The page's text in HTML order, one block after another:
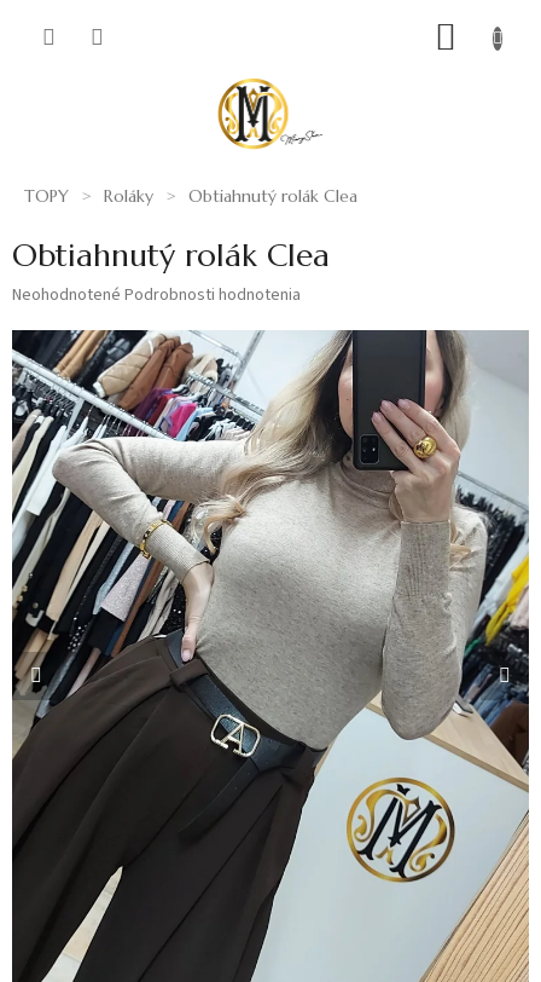
TOPY Roláky Obtiahnutý rolák Clea
Obtiahnutý rolák Clea
Priemerné
produktu
je
0,0
z
5
hviezdičiek.
Neohodnotené Podrobnosti hodnotenia